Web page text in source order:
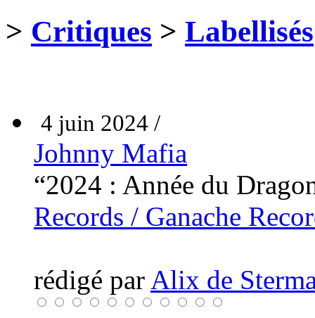
> Critiques > Labellisés
4 juin 2024 /
Johnny Mafia
“2024 : Année du
Records / Ganache
rédigé par Alix de